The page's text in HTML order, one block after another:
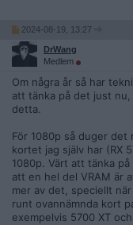
2024-08-19, 13:27
DrWang
Medlem
Om några år så har
att tänka på det just
detta.
För 1080p så duger
kortet jag själv har (RX
1080p. Värt att tänka
att en hel del VRAM är
mer av det, speciellt
runt ovannämnda kort
exempelvis 5700 XT